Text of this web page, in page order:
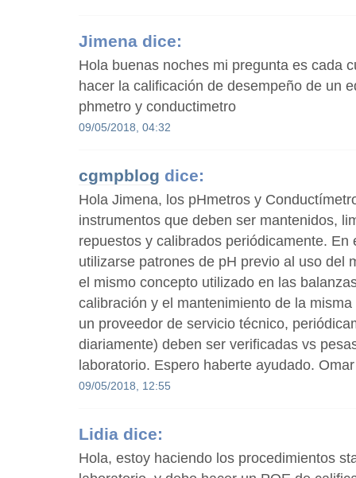
Jimena dice:
Hola buenas noches mi pregunta es cada
hacer la calificación de desempeño de un
phmetro y conductimetro
09/05/2018, 04:32
cgmpblog dice:
Hola Jimena, los pHmetros y
instrumentos que deben ser mantenidos,
repuestos y calibrados periódicamente. En
utilizarse patrones de pH previo al uso del
el mismo concepto utilizado en las
calibración y el mantenimiento de la
un proveedor de servicio técnico,
diariamente) deben ser verificadas vs
laboratorio. Espero haberte ayudado. Omar
09/05/2018, 12:55
Lidia dice:
Hola, estoy haciendo los procedimientos